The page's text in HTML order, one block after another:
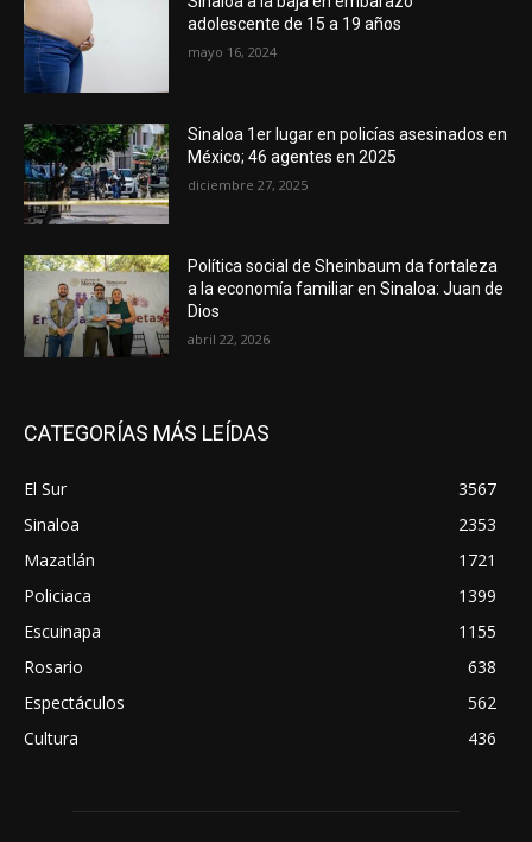
adolescente de 15 a 19 años
mayo 16, 2024
Sinaloa 1er lugar en policías asesinados en
México; 46 agentes en 2025
diciembre 27, 2025
Política social de Sheinbaum da fortaleza
a la economía familiar en Sinaloa: Juan de
Dios
abril 22, 2026
CATEGORÍAS MÁS LEÍDAS
El Sur
3567
Sinaloa
2353
Mazatlán
1721
Policiaca
1399
Escuinapa
1155
Rosario
638
Espectáculos
562
Cultura
436